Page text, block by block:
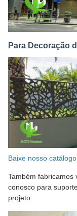
Para Decoração
Baixe nosso
Também fabricamos
conosco para
projeto.